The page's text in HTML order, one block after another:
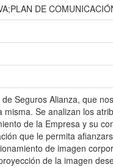
DE
Seguros Alianza, que
Se analizan los
de la Empresa y su
que le permita
de imagen
de la imagen